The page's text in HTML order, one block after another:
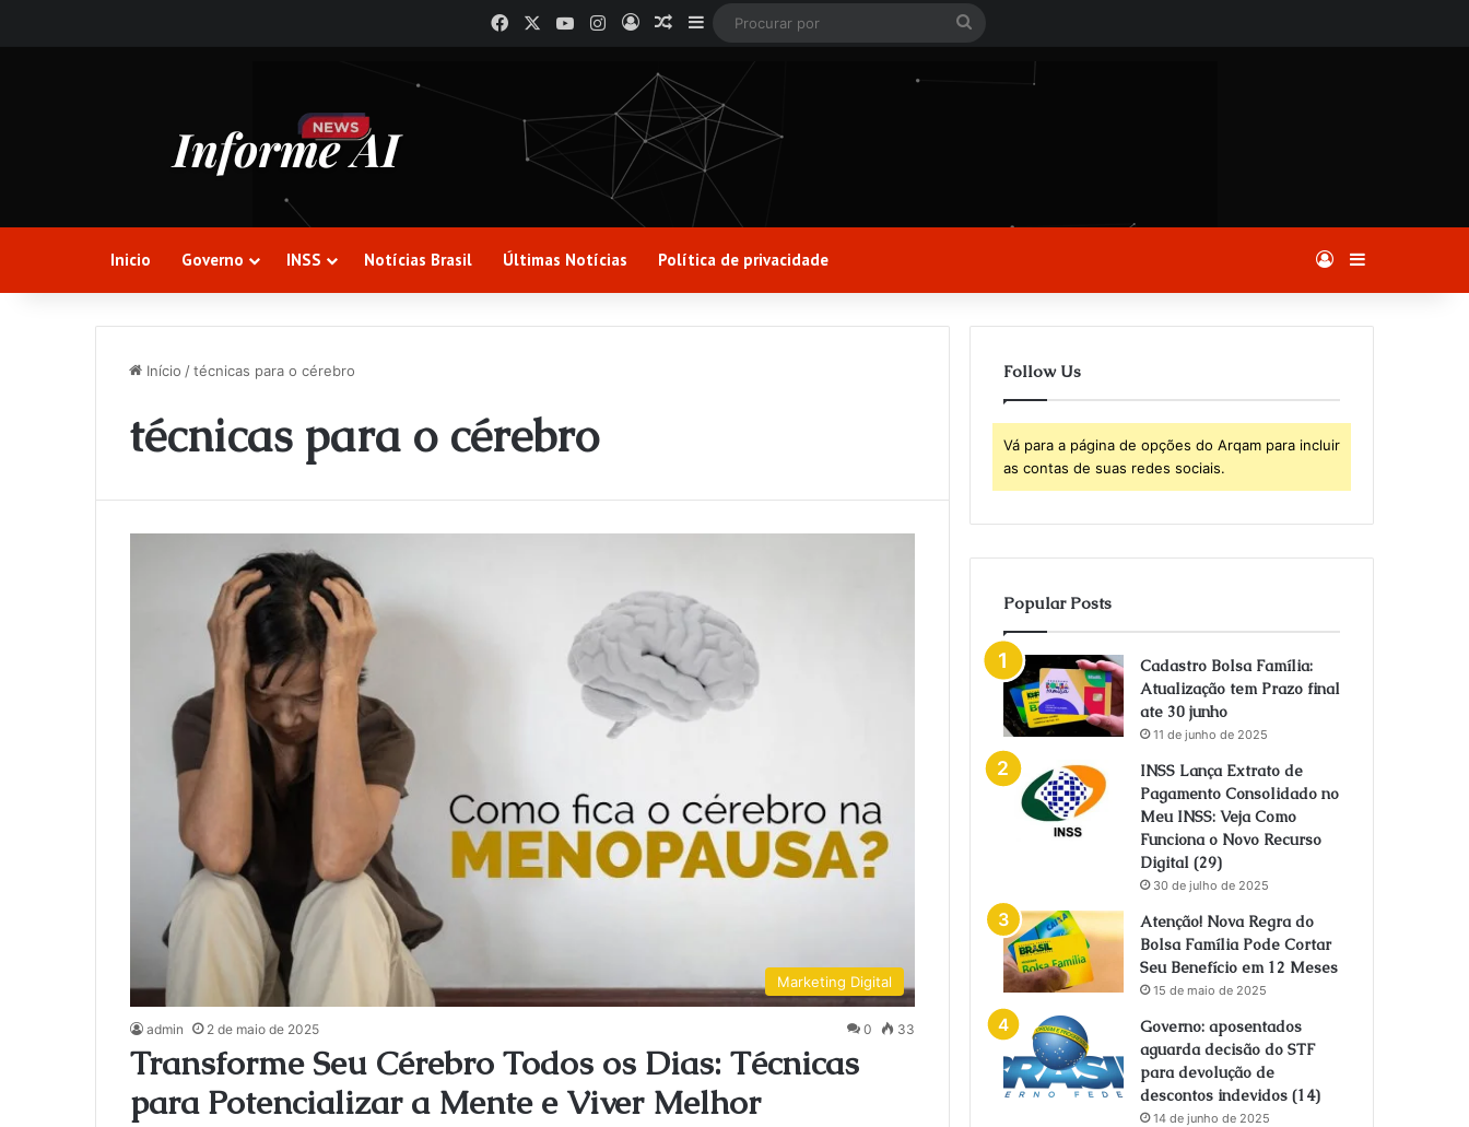
Facebook YouTubeInstagram
EntrarArtigo aleatório
Barra Lateral
Inicio Governo INSS Notícias Brasil Últimas Notícias Política de privacidade Entrar
Início /técnicas para o cérebro
técnicas para o cérebro
Marketing Digital
admin 2 de maio de 2025 0 33
Transforme Seu Cérebro Todos os Dias: Técnicas
para Potencializar a Mente e Viver Melhor
Follow Us
Vá para a página de opções do Arqam para incluir
as contas de suas redes sociais.
Popular Posts
Cadastro Bolsa Família:
Atualização tem Prazo final
ate 30 junho
11 de junho de 2025
INSS Lança Extrato de
Pagamento Consolidado no
Meu INSS: Veja Como
Funciona o Novo Recurso
Digital (29)
30 de julho de 2025
Atenção! Nova Regra do
Bolsa Família Pode Cortar
Seu Benefício em 12 Meses
15 de maio de 2025
Governo: aposentados
aguarda decisão do STF
para devolução de
descontos indevidos (14)
14 de junho de 2025